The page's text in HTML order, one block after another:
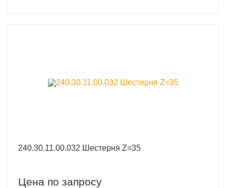
240.30.11.00.032 Шестерня Z=35
Цена по запросу